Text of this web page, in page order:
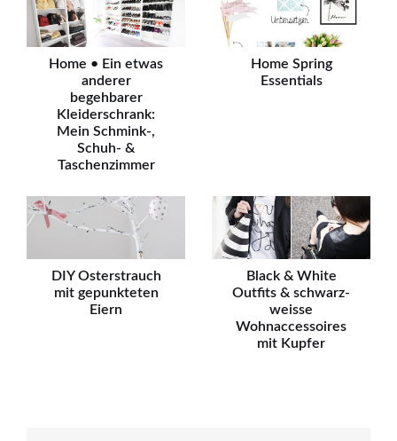
Home • Ein etwas
anderer
begehbarer
Kleiderschrank:
Mein Schmink-,
Schuh- &
Taschenzimmer
Home Spring
Essentials
DIY Osterstrauch
mit gepunkteten
Eiern
Black & White
Outfits & schwarz-
weisse
Wohnaccessoires
mit Kupfer